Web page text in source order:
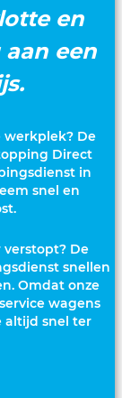
en
een
werkplek? De
Direct
in
snel en
verstopt? De
snellen
Omdat onze
wagens
altijd snel ter